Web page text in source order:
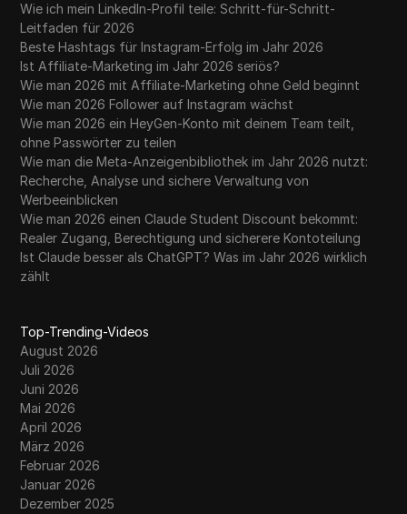
Wie ich mein LinkedIn-Profil teile: Schritt-für-Schritt-
Leitfaden für 2026
Beste Hashtags für Instagram-Erfolg im Jahr 2026
Ist Affiliate-Marketing im Jahr 2026 seriös?
Wie man 2026 mit Affiliate-Marketing ohne Geld beginnt
Wie man 2026 Follower auf Instagram wächst
Wie man 2026 ein HeyGen-Konto mit deinem Team teilt,
ohne Passwörter zu teilen
Wie man die Meta-Anzeigenbibliothek im Jahr 2026 nutzt:
Recherche, Analyse und sichere Verwaltung von
Werbeeinblicken
Wie man 2026 einen Claude Student Discount bekommt:
Realer Zugang, Berechtigung und sicherere Kontoteilung
Ist Claude besser als ChatGPT? Was im Jahr 2026 wirklich
zählt
Top-Trending-Videos
August 2026
Juli 2026
Juni 2026
Mai 2026
April 2026
März 2026
Februar 2026
Januar 2026
Dezember 2025